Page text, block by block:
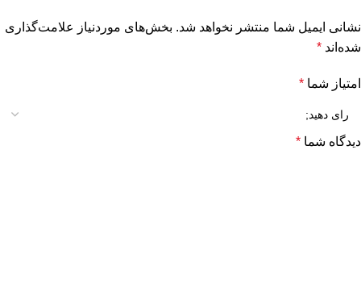
نشانی ایمیل شما منتشر نخواهد شد. بخش‌های موردنیاز علامت‌گذاری
شده‌اند *
امتیاز شما *
دیدگاه شما *